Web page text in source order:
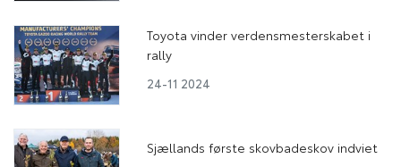
Toyota vinder verdensmesterskabet i
rally
24-11 2024
Sjællands første skovbadeskov indviet